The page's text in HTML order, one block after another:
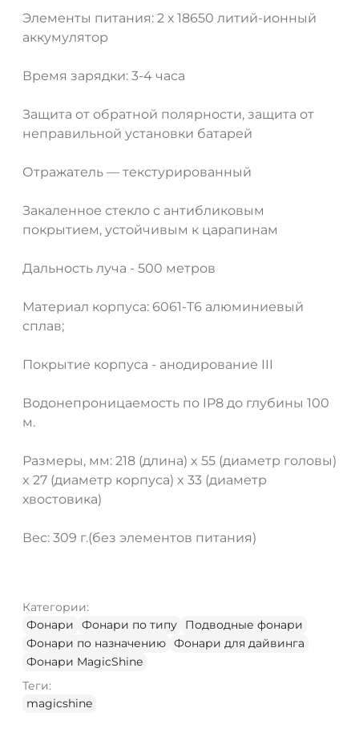
Элементы питания: 2 х 18650 литий-ионный
аккумулятор
Время зарядки: 3-4 часа
Защита от обратной полярности, защита от
неправильной установки батарей
Отражатель — текстурированный
Закаленное стекло с антибликовым
покрытием, устойчивым к царапинам
Дальность луча - 500 метров
Материал корпуса: 6061-T6 алюминиевый
сплав;
Покрытие корпуса - анодирование III
Водонепроницаемость по IP8 до глубины 100
м.
Размеры, мм: 218 (длина) x 55 (диаметр головы)
x 27 (диаметр корпуса) x 33 (диаметр
хвостовика)
Вес: 309 г.(без элементов питания)
Категории:
Фонари
Фонари по типу
Подводные фонари
Фонари по назначению Фонари для дайвинга
Фонари MagicShine
Теги:
magicshine